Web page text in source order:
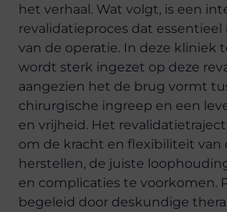
het verhaal. Wat volgt, is een
revalidatieproces dat essentieel
van de operatie. In deze kliniek
wordt sterk ingezet op deze
aangezien het de brug vormt
chirurgische ingreep en een
en vrijheid. Het
om de kracht en flexibiliteit van
herstellen, de juiste
en complicaties te voorkomen.
begeleid door deskundige